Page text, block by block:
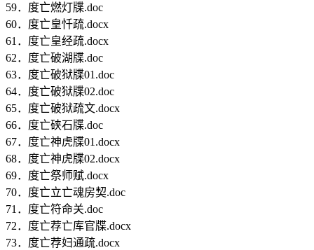
59．度亡燃灯牒.doc
60．度亡皇忏疏.docx
61．度亡皇经疏.docx
62．度亡破湖牒.doc
63．度亡破狱牒01.doc
64．度亡破狱牒02.doc
65．度亡破狱疏文.docx
66．度亡硖石牒.doc
67．度亡神虎牒01.docx
68．度亡神虎牒02.docx
69．度亡祭师赋.docx
70．度亡立亡魂房契.doc
71．度亡符命关.doc
72．度亡荐亡库官牒.docx
73．度亡荐妇通疏.docx